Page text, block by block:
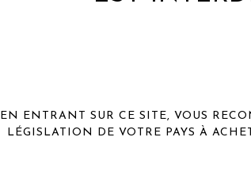
EN ENTRANT SUR CE SITE, VOUS
LÉGISLATION DE VOTRE PAYS À